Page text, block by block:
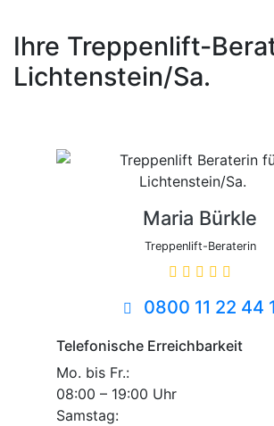
Ihre Treppenlift-
Lichtenstein/Sa.
Maria Bürkle
Treppenlift-Beraterin
0800 11 22 44 1
Telefonische Erreichbarkeit
Mo. bis Fr.:
08:00 – 19:00 Uhr
Samstag: